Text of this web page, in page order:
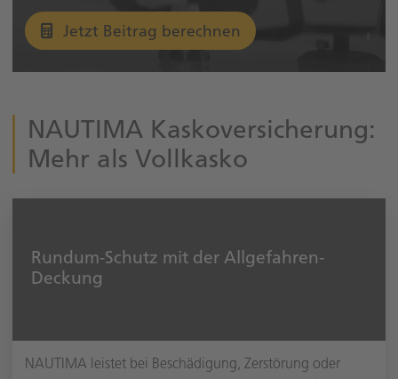
Jetzt Beitrag berechnen
NAUTIMA Kaskoversicherung:
Mehr als Vollkasko
Rundum-Schutz mit der Allgefahren-
Deckung
NAUTIMA leistet bei Beschädigung, Zerstörung oder